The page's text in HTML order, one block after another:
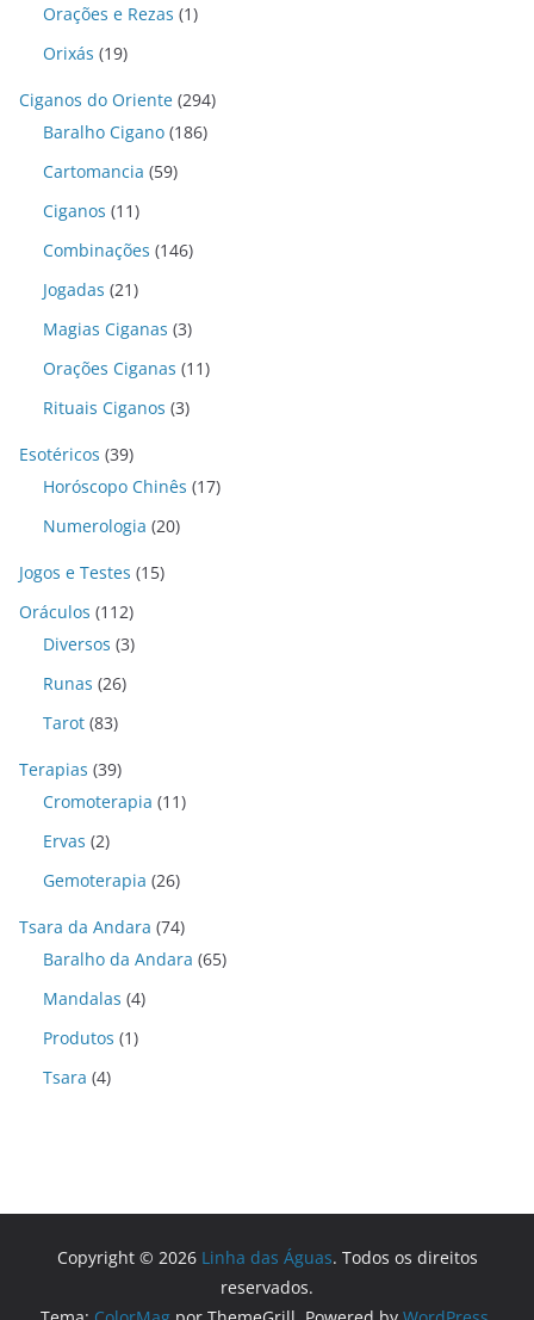
Orações e Rezas (1)
Orixás (19)
Ciganos do Oriente (294)
Baralho Cigano (186)
Cartomancia (59)
Ciganos (11)
Combinações (146)
Jogadas (21)
Magias Ciganas (3)
Orações Ciganas (11)
Rituais Ciganos (3)
Esotéricos (39)
Horóscopo Chinês (17)
Numerologia (20)
Jogos e Testes (15)
Oráculos (112)
Diversos (3)
Runas (26)
Tarot (83)
Terapias (39)
Cromoterapia (11)
Ervas (2)
Gemoterapia (26)
Tsara da Andara (74)
Baralho da Andara (65)
Mandalas (4)
Produtos (1)
Tsara (4)
Copyright © 2026 Linha das Águas. Todos os direitos
reservados.